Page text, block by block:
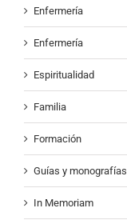
Enfermería
Enfermería
Espiritualidad
Familia
Formación
Guías y monografías
In Memoriam